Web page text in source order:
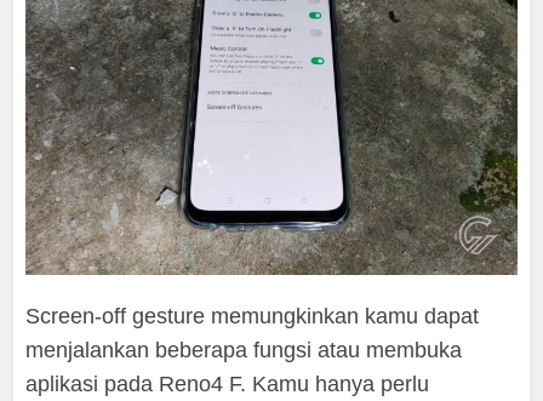
Screen-off gesture memungkinkan kamu dapat
menjalankan beberapa fungsi atau membuka
aplikasi pada Reno4 F. Kamu hanya perlu